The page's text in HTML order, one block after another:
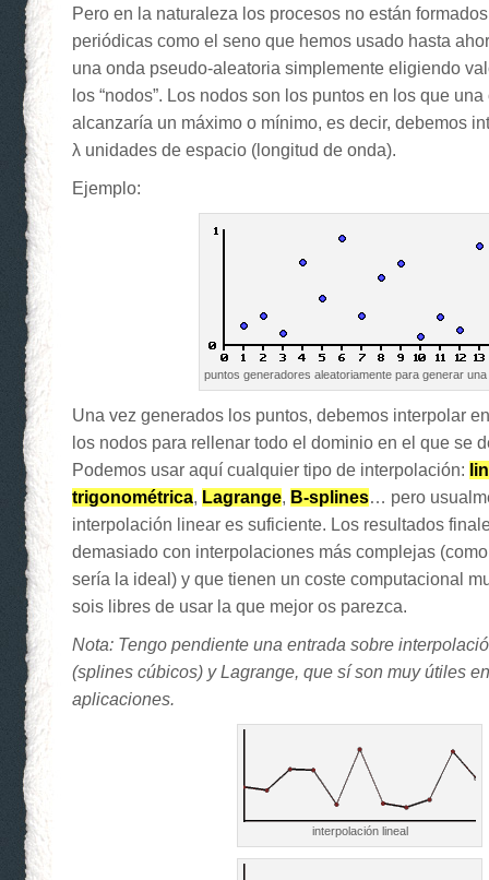
Pero en la naturaleza los procesos no están
periódicas como el seno que hemos usado hasta
una onda pseudo-aleatoria simplemente eligiendo
los “nodos”. Los nodos son los puntos en los que
alcanzaría un máximo o mínimo, es decir, debemos
λ unidades de espacio (longitud de onda).
Ejemplo:
puntos generadores aleatoriamente para generar una
Una vez generados los puntos, debemos interpolar
los nodos para rellenar todo el dominio en el que se
Podemos usar aquí cualquier tipo de interpolación:
trigonométrica, Lagrange, B-splines… pero
interpolación linear es suficiente. Los resultados
demasiado con interpolaciones más complejas
sería la ideal) y que tienen un coste computacional
sois libres de usar la que mejor os parezca.
Nota: Tengo pendiente una entrada sobre
(splines cúbicos) y Lagrange, que sí son muy útiles
aplicaciones.
interpolación lineal